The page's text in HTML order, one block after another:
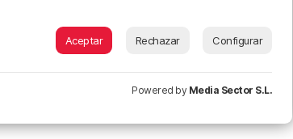
Aceptar Rechazar Configurar
Powered by Media Sector S.L.